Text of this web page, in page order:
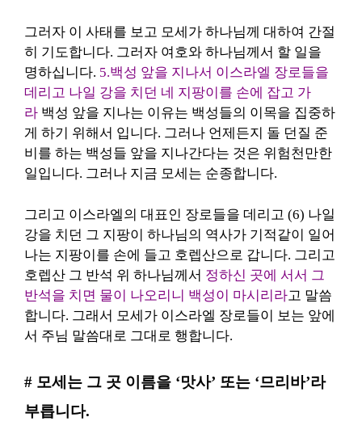
그러자 이 사태를 보고 모세가 하나님께 대하여 간절
히 기도합니다. 그러자 여호와 하나님께서 할 일을
명하십니다. 5.백성 앞을 지나서 이스라엘 장로들을
데리고 나일 강을 치던 네 지팡이를 손에 잡고 가
라 백성 앞을 지나는 이유는 백성들의 이목을 집중하
게 하기 위해서 입니다. 그러나 언제든지 돌 던질 준
비를 하는 백성들 앞을 지나간다는 것은 위험천만한
일입니다. 그러나 지금 모세는 순종합니다.
그리고 이스라엘의 대표인 장로들을 데리고 (6) 나일
강을 치던 그 지팡이 하나님의 역사가 기적같이 일어
나는 지팡이를 손에 들고 호렙산으로 갑니다. 그리고
호렙산 그 반석 위 하나님께서 정하신 곳에 서서 그
반석을 치면 물이 나오리니 백성이 마시리라고 말씀
합니다. 그래서 모세가 이스라엘 장로들이 보는 앞에
서 주님 말씀대로 그대로 행합니다.
# 모세는 그 곳 이름을 ‘맛사’ 또는 ‘므리바’라
부릅니다.